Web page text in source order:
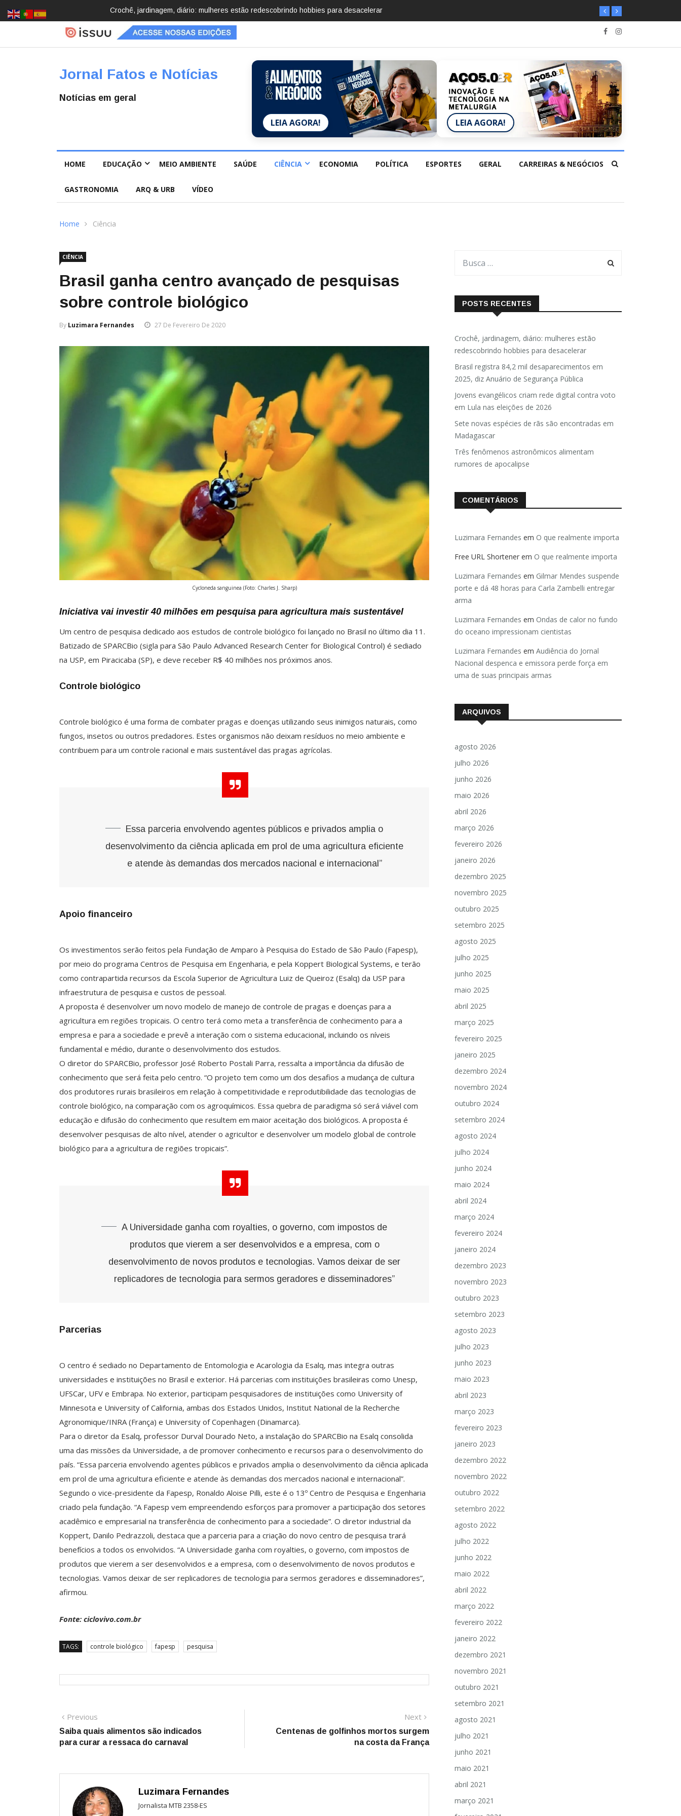
Brasil registra 84,2 mil desaparecimentos em 2025, diz Anuário de Segurança Pública
Jornal Fatos e Notícias
Notícias em geral
LEIA AGORA! LEIA AGORA!
HOME EDUCAÇÃO MEIO AMBIENTE SAÚDE CIÊNCIA ECONOMIA POLÍTICA ESPORTES GERAL CARREIRAS & NEGÓCIOS
GASTRONOMIA ARQ & URB VÍDEO
Home Ciência
CIÊNCIA
Brasil ganha centro avançado de pesquisas
sobre controle biológico
By Luzimara Fernandes 27 De Fevereiro De 2020
Cycloneda sanguinea (Foto: Charles J. Sharp)
Iniciativa vai investir 40 milhões em pesquisa para agricultura mais sustentável
Um centro de pesquisa dedicado aos estudos de controle biológico foi lançado no Brasil no último dia 11.
Batizado de SPARCBio (sigla para São Paulo Advanced Research Center for Biological Control) é sediado
na USP, em Piracicaba (SP), e deve receber R$ 40 milhões nos próximos anos.
Controle biológico
Controle biológico é uma forma de combater pragas e doenças utilizando seus inimigos naturais, como
fungos, insetos ou outros predadores. Estes organismos não deixam resíduos no meio ambiente e
contribuem para um controle racional e mais sustentável das pragas agrícolas.
Essa parceria envolvendo agentes públicos e privados amplia o
desenvolvimento da ciência aplicada em prol de uma agricultura eficiente
e atende às demandas dos mercados nacional e internacional”
Apoio financeiro
Os investimentos serão feitos pela Fundação de Amparo à Pesquisa do Estado de São Paulo (Fapesp),
por meio do programa Centros de Pesquisa em Engenharia, e pela Koppert Biological Systems, e terão
como contrapartida recursos da Escola Superior de Agricultura Luiz de Queiroz (Esalq) da USP para
infraestrutura de pesquisa e custos de pessoal.
A proposta é desenvolver um novo modelo de manejo de controle de pragas e doenças para a
agricultura em regiões tropicais. O centro terá como meta a transferência de conhecimento para a
empresa e para a sociedade e prevê a interação com o sistema educacional, incluindo os níveis
fundamental e médio, durante o desenvolvimento dos estudos.
O diretor do SPARCBio, professor José Roberto Postali Parra, ressalta a importância da difusão de
conhecimento que será feita pelo centro. “O projeto tem como um dos desafios a mudança de cultura
dos produtores rurais brasileiros em relação à competitividade e reprodutibilidade das tecnologias de
controle biológico, na comparação com os agroquímicos. Essa quebra de paradigma só será viável com
educação e difusão do conhecimento que resultem em maior aceitação dos biológicos. A proposta é
desenvolver pesquisas de alto nível, atender o agricultor e desenvolver um modelo global de controle
biológico para a agricultura de regiões tropicais”.
A Universidade ganha com royalties, o governo, com impostos de
produtos que vierem a ser desenvolvidos e a empresa, com o
desenvolvimento de novos produtos e tecnologias. Vamos deixar de ser
replicadores de tecnologia para sermos geradores e disseminadores”
Parcerias
O centro é sediado no Departamento de Entomologia e Acarologia da Esalq, mas integra outras
universidades e instituições no Brasil e exterior. Há parcerias com instituições brasileiras como Unesp,
UFSCar, UFV e Embrapa. No exterior, participam pesquisadores de instituições como University of
Minnesota e University of California, ambas dos Estados Unidos, Institut National de la Recherche
Agronomique/INRA (França) e University of Copenhagen (Dinamarca).
Para o diretor da Esalq, professor Durval Dourado Neto, a instalação do SPARCBio na Esalq consolida
uma das missões da Universidade, a de promover conhecimento e recursos para o desenvolvimento do
país. “Essa parceria envolvendo agentes públicos e privados amplia o desenvolvimento da ciência aplicada
em prol de uma agricultura eficiente e atende às demandas dos mercados nacional e internacional”.
Segundo o vice-presidente da Fapesp, Ronaldo Aloise Pilli, este é o 13º Centro de Pesquisa e Engenharia
criado pela fundação. “A Fapesp vem empreendendo esforços para promover a participação dos setores
acadêmico e empresarial na transferência de conhecimento para a sociedade”. O diretor industrial da
Koppert, Danilo Pedrazzoli, destaca que a parceria para a criação do novo centro de pesquisa trará
benefícios a todos os envolvidos. “A Universidade ganha com royalties, o governo, com impostos de
produtos que vierem a ser desenvolvidos e a empresa, com o desenvolvimento de novos produtos e
tecnologias. Vamos deixar de ser replicadores de tecnologia para sermos geradores e disseminadores”,
afirmou.
Fonte: ciclovivo.com.br
TAGS: controle biológico fapesp pesquisa
Navegação
de
Previous
post:
Saiba quais alimentos são indicados
para curar a ressaca do carnaval
Next
post:
Centenas de golfinhos mortos surgem
na costa da França
Luzimara Fernandes
Jornalista MTB 2358-ES
POSTS RECENTES
Crochê, jardinagem, diário: mulheres estão
redescobrindo hobbies para desacelerar
Brasil registra 84,2 mil desaparecimentos em
2025, diz Anuário de Segurança Pública
Jovens evangélicos criam rede digital contra voto
em Lula nas eleições de 2026
Sete novas espécies de rãs são encontradas em
Madagascar
Três fenômenos astronômicos alimentam
rumores de apocalipse
COMENTÁRIOS
Luzimara Fernandes em O que realmente importa
Free URL Shortener em O que realmente importa
Luzimara Fernandes em Gilmar Mendes suspende
porte e dá 48 horas para Carla Zambelli entregar
arma
Luzimara Fernandes em Ondas de calor no fundo
do oceano impressionam cientistas
Luzimara Fernandes em Audiência do Jornal
Nacional despenca e emissora perde força em
uma de suas principais armas
ARQUIVOS
agosto 2026
julho 2026
junho 2026
maio 2026
abril 2026
março 2026
fevereiro 2026
janeiro 2026
dezembro 2025
novembro 2025
outubro 2025
setembro 2025
agosto 2025
julho 2025
junho 2025
maio 2025
abril 2025
março 2025
fevereiro 2025
janeiro 2025
dezembro 2024
novembro 2024
outubro 2024
setembro 2024
agosto 2024
julho 2024
junho 2024
maio 2024
abril 2024
março 2024
fevereiro 2024
janeiro 2024
dezembro 2023
novembro 2023
outubro 2023
setembro 2023
agosto 2023
julho 2023
junho 2023
maio 2023
abril 2023
março 2023
fevereiro 2023
janeiro 2023
dezembro 2022
novembro 2022
outubro 2022
setembro 2022
agosto 2022
julho 2022
junho 2022
maio 2022
abril 2022
março 2022
fevereiro 2022
janeiro 2022
dezembro 2021
novembro 2021
outubro 2021
setembro 2021
agosto 2021
julho 2021
junho 2021
maio 2021
abril 2021
março 2021